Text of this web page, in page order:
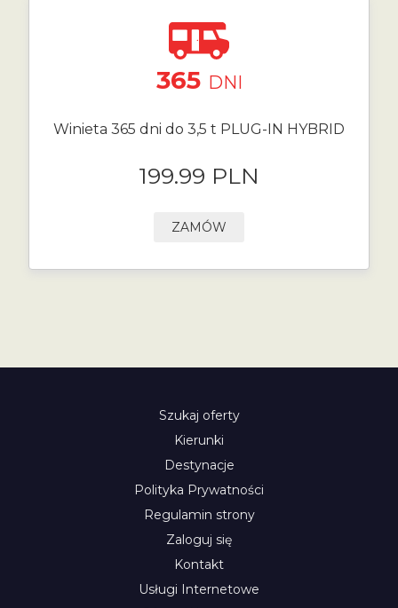
365 DNI
Winieta 365 dni do 3,5 t PLUG-IN HYBRID
199.99 PLN
ZAMÓW
Szukaj oferty
Kierunki
Destynacje
Polityka Prywatności
Regulamin strony
Zaloguj się
Kontakt
Usługi Internetowe